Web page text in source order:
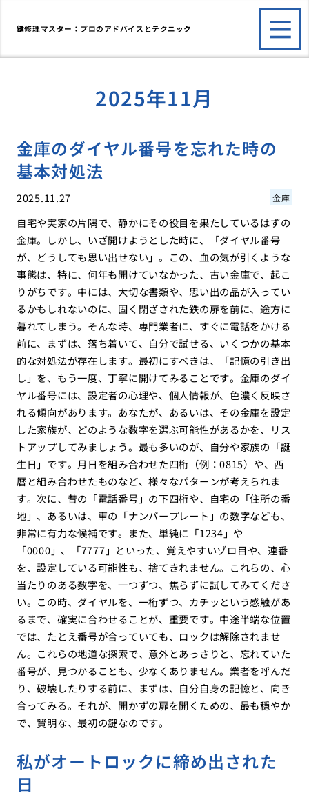
鍵修理マスター：プロのアドバイスとテクニック
2025年11月
金庫のダイヤル番号を忘れた時の
基本対処法
2025.11.27 金庫
自宅や実家の片隅で、静かにその役目を果たしているはずの
金庫。しかし、いざ開けようとした時に、「ダイヤル番号
が、どうしても思い出せない」。この、血の気が引くような
事態は、特に、何年も開けていなかった、古い金庫で、起こ
りがちです。中には、大切な書類や、思い出の品が入ってい
るかもしれないのに、固く閉ざされた鉄の扉を前に、途方に
暮れてしまう。そんな時、専門業者に、すぐに電話をかける
前に、まずは、落ち着いて、自分で試せる、いくつかの基本
的な対処法が存在します。最初にすべきは、「記憶の引き出
し」を、もう一度、丁寧に開けてみることです。金庫のダイ
ヤル番号には、設定者の心理や、個人情報が、色濃く反映さ
れる傾向があります。あなたが、あるいは、その金庫を設定
した家族が、どのような数字を選ぶ可能性があるかを、リス
トアップしてみましょう。最も多いのが、自分や家族の「誕
生日」です。月日を組み合わせた四桁（例：0815）や、西
暦と組み合わせたものなど、様々なパターンが考えられま
す。次に、昔の「電話番号」の下四桁や、自宅の「住所の番
地」、あるいは、車の「ナンバープレート」の数字なども、
非常に有力な候補です。また、単純に「1234」や
「0000」、「7777」といった、覚えやすいゾロ目や、連番
を、設定している可能性も、捨てきれません。これらの、心
当たりのある数字を、一つずつ、焦らずに試してみてくださ
い。この時、ダイヤルを、一桁ずつ、カチッという感触があ
るまで、確実に合わせることが、重要です。中途半端な位置
では、たとえ番号が合っていても、ロックは解除されませ
ん。これらの地道な探索で、意外とあっさりと、忘れていた
番号が、見つかることも、少なくありません。業者を呼んだ
り、破壊したりする前に、まずは、自分自身の記憶と、向き
合ってみる。それが、開かずの扉を開くための、最も穏やか
で、賢明な、最初の鍵なのです。
私がオートロックに締め出された
日